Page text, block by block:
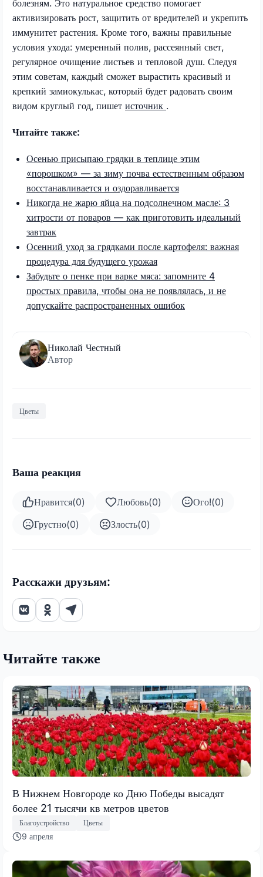
болезням. Это натуральное средство помогает
активизировать рост, защитить от вредителей и укрепить
иммунитет растения. Кроме того, важны правильные
условия ухода: умеренный полив, рассеянный свет,
регулярное очищение листьев и тепловой душ. Следуя
этим советам, каждый сможет вырастить красивый и
крепкий замиокулькас, который будет радовать своим
видом круглый год, пишет источник .
Читайте также:
Осенью присыпаю грядки в теплице этим
«порошком» — за зиму почва естественным образом
восстанавливается и оздоравливается
Никогда не жарю яйца на подсолнечном масле: 3
хитрости от поваров — как приготовить идеальный
завтрак
Осенний уход за грядками после картофеля: важная
процедура для будущего урожая
Забудьте о пенке при варке мяса: запомните 4
простых правила, чтобы она не появлялась, и не
допускайте распространенных ошибок
Николай Честный
Автор
Цветы
Ваша реакция
Нравится(0) Любовь(0) Ого!(0)
Грустно(0) Злость(0)
Расскажи друзьям:
Читайте также
В Нижнем Новгороде ко Дню Победы высадят
более 21 тысячи кв метров цветов
Благоустройство Цветы
9 апреля